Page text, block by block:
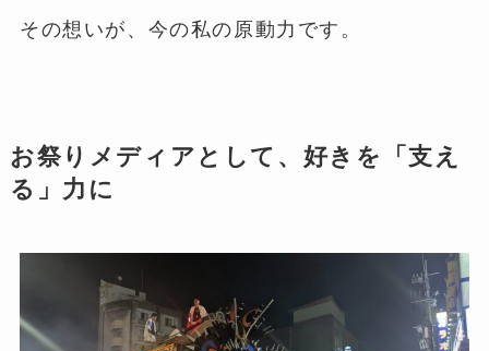
その想いが、今の私の原動力です。
お祭りメディアとして、好きを「支え
る」力に